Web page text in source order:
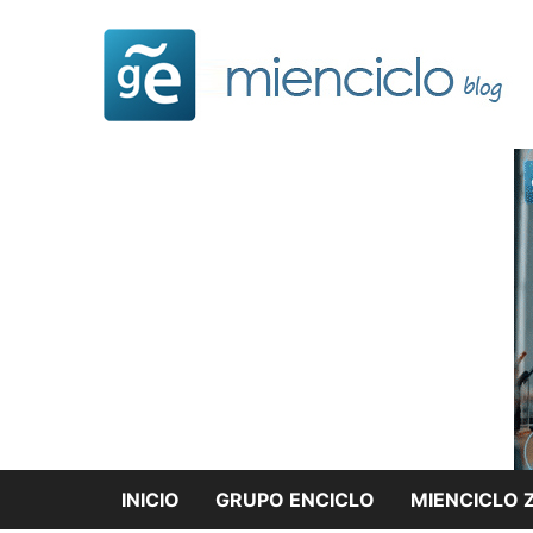
INICIO GRUPO ENCICLO MIENCICLO